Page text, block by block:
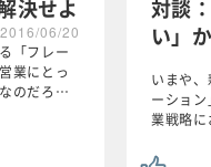
決せよ
2016/06/20
「フレー
業にとっ
のだろ…
対談
い」
いまや
ーショ
業戦略